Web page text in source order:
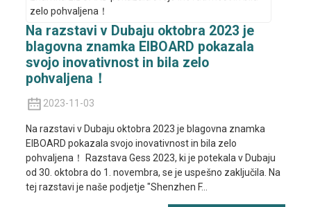
Na razstavi v Dubaju oktobra 2023 je
blagovna znamka EIBOARD pokazala
svojo inovativnost in bila zelo
pohvaljena！
2023-11-03
Na razstavi v Dubaju oktobra 2023 je blagovna znamka
EIBOARD pokazala svojo inovativnost in bila zelo
pohvaljena！ Razstava Gess 2023, ki je potekala v Dubaju
od 30. oktobra do 1. novembra, se je uspešno zaključila. Na
tej razstavi je naše podjetje "Shenzhen F...